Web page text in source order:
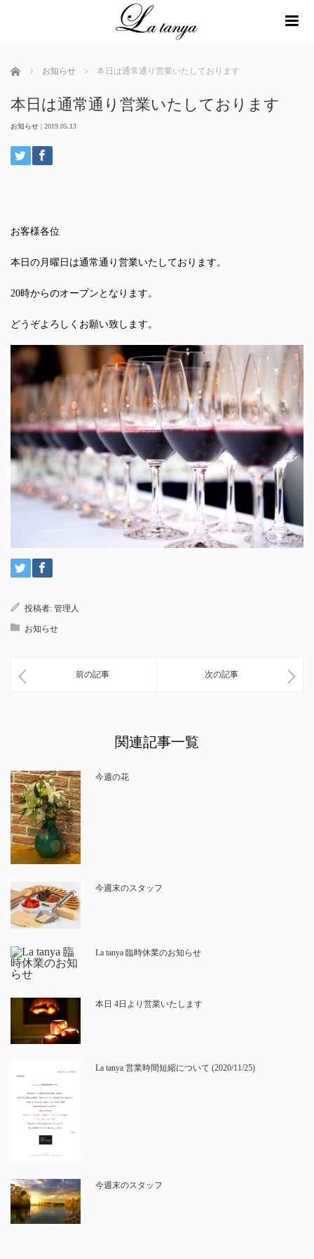
ホーム お知らせ 本日は通常通り営業いたしております
本日は通常通り営業いたしております
お知らせ | 2019.05.13
お客様各位
本日の月曜日は通常通り営業いたしております。
20時からのオープンとなります。
どうぞよろしくお願い致します。
投稿者: 管理人
お知らせ
前の記事 次の記事
関連記事一覧
今週の花
今週末のスタッフ
La tanya 臨時休業のお知らせ
本日 4日より営業いたします
La tanya 営業時間短縮について (2020/11/25)
今週末のスタッフ